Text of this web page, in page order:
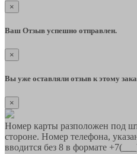
×
Ваш Отзыв успешно отправлен.
×
Вы уже оставляли отзыв к этому
×
Номер карты разположен под
стороне. Номер телефона,
вводится без 8 в формате